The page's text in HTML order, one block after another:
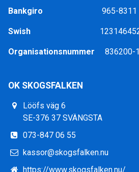
Bankgiro 965-8311
Swish
Organisationsnummer 836200-
OK SKOGSFALKEN
Lööfs väg 6
SE-376 37 SVÄNGSTA
073-847 06 55
kassor@skogsfalken.nu
https://www.skogsfalken.nu/